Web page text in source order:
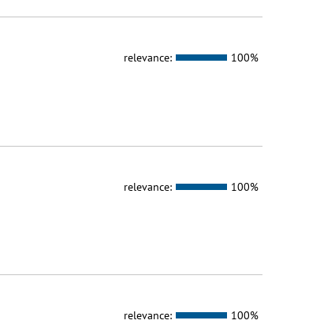
relevance: 100%
relevance: 100%
relevance: 100%